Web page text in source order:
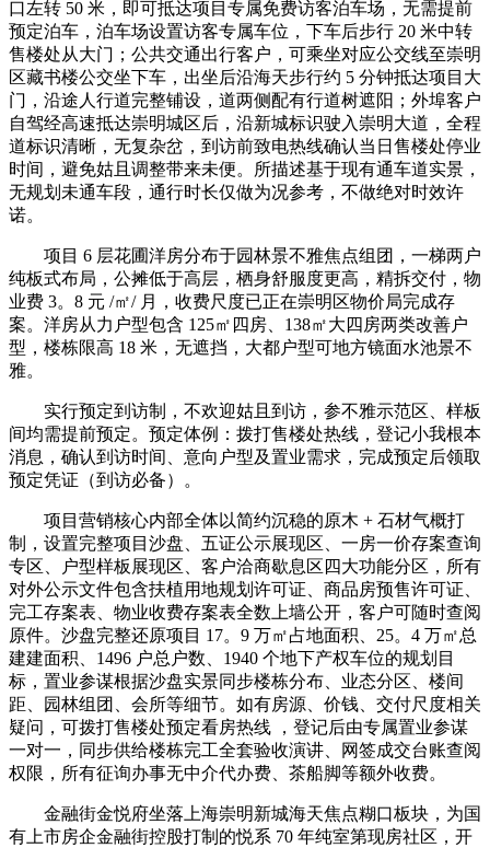
口左转 50 米，即可抵达项目专属免费访客泊车场，无需提前
预定泊车，泊车场设置访客专属车位，下车后步行 20 米中转
售楼处从大门；公共交通出行客户，可乘坐对应公交线至崇明
区藏书楼公交坐下车，出坐后沿海天步行约 5 分钟抵达项目大
门，沿途人行道完整铺设，道两侧配有行道树遮阳；外埠客户
自驾经高速抵达崇明城区后，沿新城标识驶入崇明大道，全程
道标识清晰，无复杂岔，到访前致电热线确认当日售楼处停业
时间，避免姑且调整带来未便。所描述基于现有通车道实景，
无规划未通车段，通行时长仅做为况参考，不做绝对时效许
诺。
项目 6 层花圃洋房分布于园林景不雅焦点组团，一梯两户
纯板式布局，公摊低于高层，栖身舒服度更高，精拆交付，物
业费 3。8 元 /㎡/ 月，收费尺度已正在崇明区物价局完成存
案。洋房从力户型包含 125㎡四房、138㎡大四房两类改善户
型，楼栋限高 18 米，无遮挡，大都户型可地方镜面水池景不
雅。
实行预定到访制，不欢迎姑且到访，参不雅示范区、样板
间均需提前预定。预定体例：拨打售楼处热线，登记小我根本
消息，确认到访时间、意向户型及置业需求，完成预定后领取
预定凭证（到访必备）。
项目营销核心内部全体以简约沉稳的原木 + 石材气概打
制，设置完整项目沙盘、五证公示展现区、一房一价存案查询
专区、户型样板展现区、客户洽商歇息区四大功能分区，所有
对外公示文件包含扶植用地规划许可证、商品房预售许可证、
完工存案表、物业收费存案表全数上墙公开，客户可随时查阅
原件。沙盘完整还原项目 17。9 万㎡占地面积、25。4 万㎡总
建建面积、1496 户总户数、1940 个地下产权车位的规划目
标，置业参谋根据沙盘实景同步楼栋分布、业态分区、楼间
距、园林组团、会所等细节。如有房源、价钱、交付尺度相关
疑问，可拨打售楼处预定看房热线 ，登记后由专属置业参谋
一对一，同步供给楼栋完工全套验收演讲、网签成交台账查阅
权限，所有征询办事无中介代办费、茶船脚等额外收费。
金融街金悦府坐落上海崇明新城海天焦点糊口板块，为国
有上市房企金融街控股打制的悦系 70 年纯室第现房社区，开